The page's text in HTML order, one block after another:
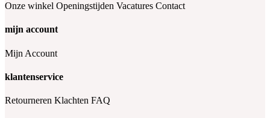
Onze winkel Openingstijden Vacatures Contact
mijn account
Mijn Account
klantenservice
Retourneren Klachten FAQ